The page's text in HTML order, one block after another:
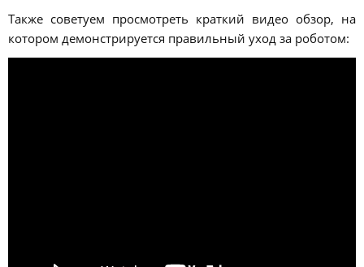
Также советуем просмотреть краткий видео обзор, на
котором демонстрируется правильный уход за роботом: